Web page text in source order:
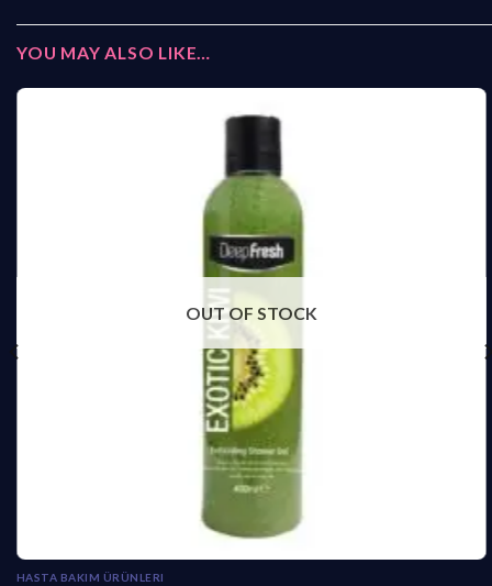
YOU MAY ALSO LIKE…
OUT OF STOCK
HASTA BAKIM ÜRÜNLERI